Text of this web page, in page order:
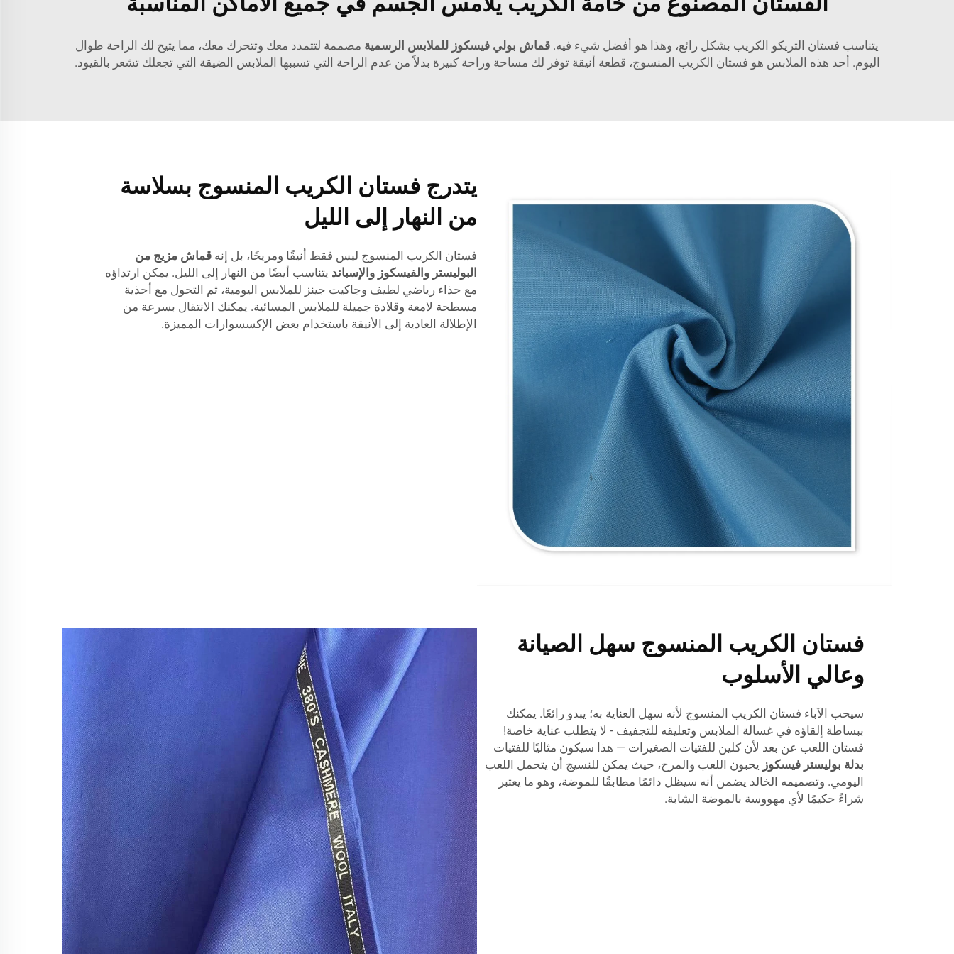
يتناسب فستان التريكو الكريب بشكل رائع، وهذا هو أفضل شيء فيه. قماش بولي فيسكوز للملابس الرسمية مصممة لتتمدد معك وتتحرك معك، مما يتيح لك الراحة طوال
اليوم. أحد هذه الملابس هو فستان الكريب المنسوج، قطعة أنيقة توفر لك مساحة وراحة كبيرة بدلاً من عدم الراحة التي تسببها الملابس الضيقة التي تجعلك تشعر بالقيود.
يتدرج فستان الكريب المنسوج بسلاسة
من النهار إلى الليل
فستان الكريب المنسوج ليس فقط أنيقًا ومريحًا، بل إنه قماش مزيج من
البوليستر والفيسكوز والإسباند يتناسب أيضًا من النهار إلى الليل. يمكن ارتداؤه
مع حذاء رياضي لطيف وجاكيت جينز للملابس اليومية، ثم التحول مع أحذية
مسطحة لامعة وقلادة جميلة للملابس المسائية. يمكنك الانتقال بسرعة من
الإطلالة العادية إلى الأنيقة باستخدام بعض الإكسسوارات المميزة.
فستان الكريب المنسوج سهل الصيانة
وعالي الأسلوب
سيحب الآباء فستان الكريب المنسوج لأنه سهل العناية به؛ يبدو رائعًا. يمكنك
ببساطة إلقاؤه في غسالة الملابس وتعليقه للتجفيف - لا يتطلب عناية خاصة!
فستان اللعب عن بعد لأن كلين للفتيات الصغيرات — هذا سيكون مثاليًا للفتيات
بدلة بوليستر فيسكوز يحبون اللعب والمرح، حيث يمكن للنسيج أن يتحمل اللعب
اليومي. وتصميمه الخالد يضمن أنه سيظل دائمًا مطابقًا للموضة، وهو ما يعتبر
شراءً حكيمًا لأي مهووسة بالموضة الشابة.